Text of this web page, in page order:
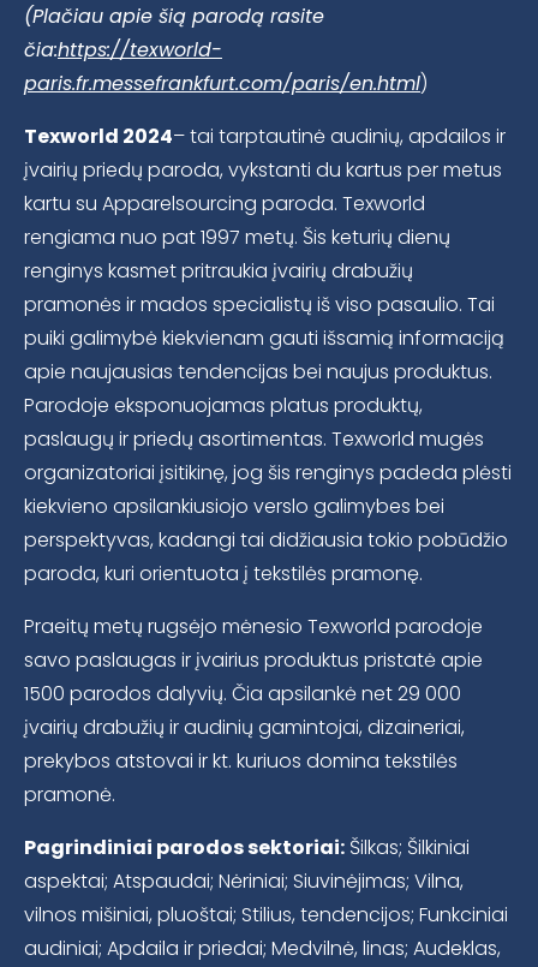
(Plačiau apie šią parodą rasite
čia:https://texworld-
paris.fr.messefrankfurt.com/paris/en.html)
Texworld 2024– tai tarptautinė audinių, apdailos ir
įvairių priedų paroda, vykstanti du kartus per metus
kartu su Apparelsourcing paroda. Texworld
rengiama nuo pat 1997 metų. Šis keturių dienų
renginys kasmet pritraukia įvairių drabužių
pramonės ir mados specialistų iš viso pasaulio. Tai
puiki galimybė kiekvienam gauti išsamią informaciją
apie naujausias tendencijas bei naujus produktus.
Parodoje eksponuojamas platus produktų,
paslaugų ir priedų asortimentas. Texworld mugės
organizatoriai įsitikinę, jog šis renginys padeda plėsti
kiekvieno apsilankiusiojo verslo galimybes bei
perspektyvas, kadangi tai didžiausia tokio pobūdžio
paroda, kuri orientuota į tekstilės pramonę.
Praeitų metų rugsėjo mėnesio Texworld parodoje
savo paslaugas ir įvairius produktus pristatė apie
1500 parodos dalyvių. Čia apsilankė net 29 000
įvairių drabužių ir audinių gamintojai, dizaineriai,
prekybos atstovai ir kt. kuriuos domina tekstilės
pramonė.
Pagrindiniai parodos sektoriai: Šilkas; Šilkiniai
aspektai; Atspaudai; Nėriniai; Siuvinėjimas; Vilna,
vilnos mišiniai, pluoštai; Stilius, tendencijos; Funkciniai
audiniai; Apdaila ir priedai; Medvilnė, linas; Audeklas,